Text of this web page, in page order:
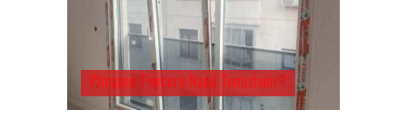
Pimapen Pencere Nasıl Temizlenir?